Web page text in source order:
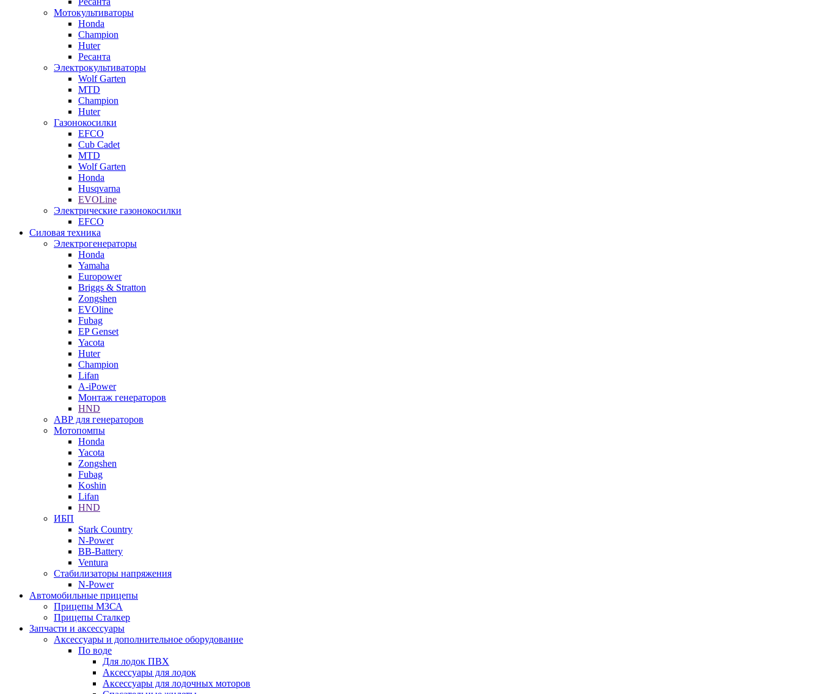
Мотокультиваторы
Honda
Champion
Huter
Ресанта
Электрокультиваторы
Wolf Garten
MTD
Champion
Huter
Газонокосилки
EFCO
Cub Cadet
MTD
Wolf Garten
Honda
Husqvarna
EVOLine
Электрические газонокосилки
EFCO
Силовая техника
Электрогенераторы
Honda
Yamaha
Europower
Briggs & Stratton
Zongshen
EVOline
Fubag
EP Genset
Yacota
Huter
Champion
Lifan
A-iPower
Монтаж генераторов
HND
АВР для генераторов
Мотопомпы
Honda
Yacota
Zongshen
Fubag
Koshin
Lifan
HND
ИБП
Stark Country
N-Power
BB-Battery
Ventura
Стабилизаторы напряжения
N-Power
Автомобильные прицепы
Прицепы МЗСА
Прицепы Сталкер
Запчасти и аксессуары
Аксессуары и дополнительное оборудование
По воде
Для лодок ПВХ
Аксессуары для лодок
Аксессуары для лодочных моторов